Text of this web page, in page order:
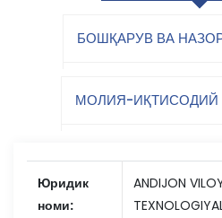
БОШҚАРУВ ВА
МОЛИЯ-ИҚТИСОДИЙ
Юридик
номи:
ANDIJON